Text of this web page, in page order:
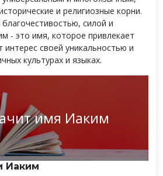
и религиозные корни.
силой и
- это имя, которое привлекает
своей уникальностью и
культурах и языках.
имя Иаким
Иаким